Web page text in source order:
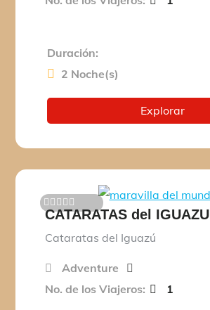
Duración:
2 Noche(s)
Explorar
0
e
5
CATARATAS del IGUAZU
Cataratas del Iguazú
Adventure
No. de los Viajeros:
1